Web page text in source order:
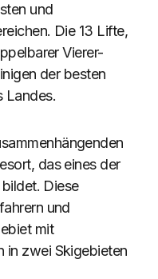
und
Die 13 Lifte,
Vierer-
der besten
Landes.
das eines der
Diese
und
mit
in zwei Skigebieten